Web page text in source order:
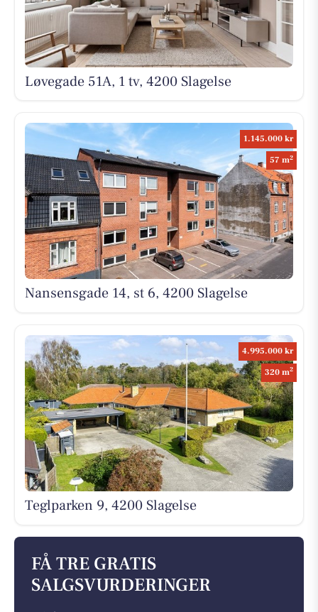
Løvegade 51A, 1 tv, 4200 Slagelse
1.145.000 kr
57 m2
Nansensgade 14, st 6, 4200 Slagelse
4.995.000 kr
320 m2
Teglparken 9, 4200 Slagelse
FÅ TRE GRATIS
SALGSVURDERINGER